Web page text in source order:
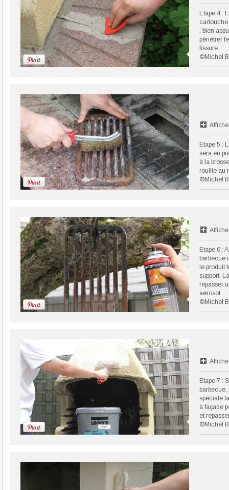
Etape 4 :
cartouche
; bien
pénétrer
fissure.
©Michel
Etape 5 :
sera en
à la
rouille au
©Michel
Etape 6 :
barbecue
le produit
support.
repasser
aérosol.
©Michel
Etape 7 :
spéciale
à façade
et
©Michel